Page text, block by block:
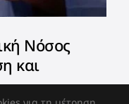
Νόσος
και